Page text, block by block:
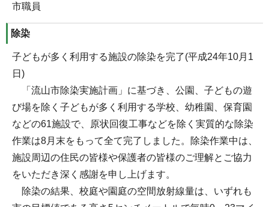
市職員
除染
子どもが多く利用する施設の除染を完了(平成24年10月1
日)
「流山市除染実施計画」に基づき、公園、子どもの遊
び場を除く子どもが多く利用する学校、幼稚園、保育園
などの61施設で、原状回復工事などを除く実質的な除染
作業は8月末をもって全て完了しました。除染作業中は、
施設周辺の住民の皆様や保護者の皆様のご理解とご協力
をいただき深く感謝を申し上げます。
除染の結果、校庭や園庭の空間放射線量は、いずれも